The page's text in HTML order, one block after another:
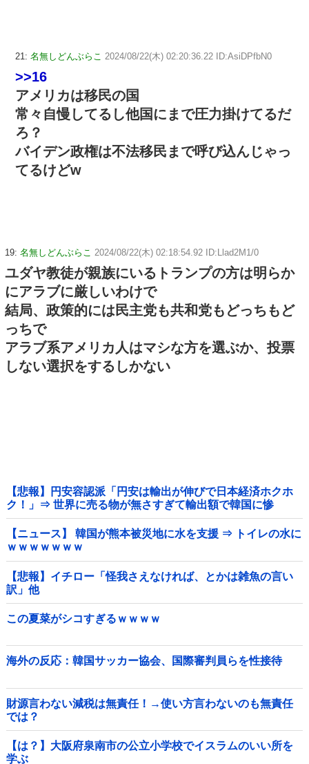
21: 名無しどんぶらこ 2024/08/22(木) 02:20:36.22 ID:AsiDPfbN0
>>16
アメリカは移民の国
常々自慢してるし他国にまで圧力掛けてるだ
ろ？
バイデン政権は不法移民まで呼び込んじゃっ
てるけどw
19: 名無しどんぶらこ 2024/08/22(木) 02:18:54.92 ID:Llad2M1/0
ユダヤ教徒が親族にいるトランプの方は明らか
にアラブに厳しいわけで
結局、政策的には民主党も共和党もどっちもど
っちで
アラブ系アメリカ人はマシな方を選ぶか、投票
しない選択をするしかない
【悲報】円安容認派「円安は輸出が伸びで日本経済ホクホ
ク！」⇒ 世界に売る物が無さすぎて輸出額で韓国に惨
敗・・・
【ニュース】 韓国が熊本被災地に水を支援 ⇒ トイレの水に
ｗｗｗｗｗｗｗ
【悲報】イチロー「怪我さえなければ、とかは雑魚の言い
訳」他
この夏菜がシコすぎるｗｗｗｗ
海外の反応：韓国サッカー協会、国際審判員らを性接待
財源言わない減税は無責任！→使い方言わないのも無責任
では？
【は？】大阪府泉南市の公立小学校でイスラムのいい所を
学ぶ